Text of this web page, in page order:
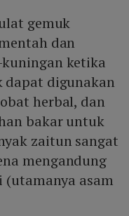
gemuk
dan
ketika
dapat digunakan
herbal, dan
bakar untuk
zaitun sangat
mengandung
asam